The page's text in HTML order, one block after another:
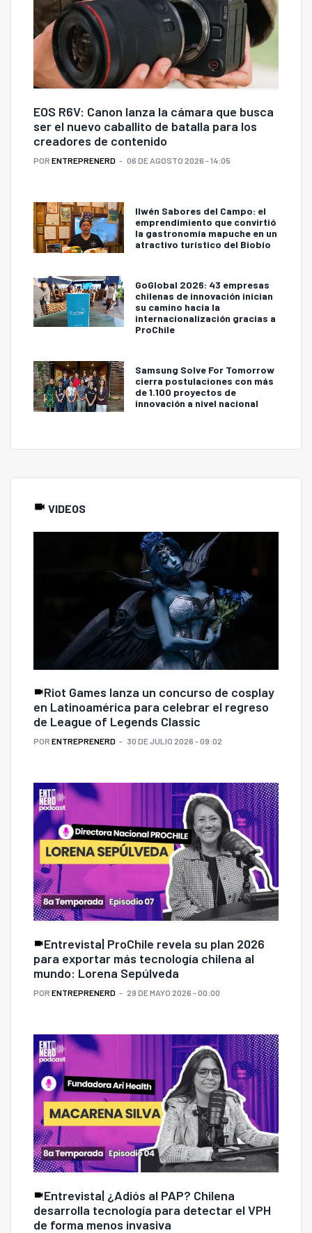
EOS R6V: Canon lanza la cámara que busca
ser el nuevo caballito de batalla para los
creadores de contenido
POR ENTREPRENERD 06 DE AGOSTO 2026 - 14:05
Ilwén Sabores del Campo: el
emprendimiento que convirtió
la gastronomía mapuche en un
atractivo turístico del Biobío
GoGlobal 2026: 43 empresas
chilenas de innovación inician
su camino hacia la
internacionalización gracias a
ProChile
Samsung Solve For Tomorrow
cierra postulaciones con más
de 1.100 proyectos de
innovación a nivel nacional
VIDEOS
Riot Games lanza un concurso de cosplay
en Latinoamérica para celebrar el regreso
de League of Legends Classic
POR ENTREPRENERD 30 DE JULIO 2026 - 09:02
Entrevista| ProChile revela su plan 2026
para exportar más tecnología chilena al
mundo: Lorena Sepúlveda
POR ENTREPRENERD 29 DE MAYO 2026 - 00:00
Entrevista| ¿Adiós al PAP? Chilena
desarrolla tecnología para detectar el VPH
de forma menos invasiva